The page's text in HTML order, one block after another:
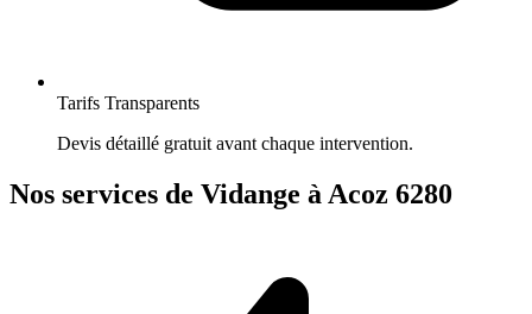
Tarifs Transparents
Devis détaillé gratuit avant chaque intervention.
Nos services de Vidange à Acoz 6280